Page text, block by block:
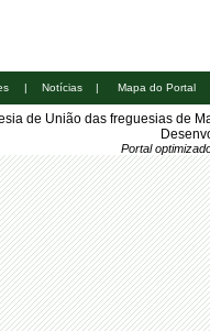
| Notícias | Mapa do Portal
de União das freguesias de
Portal